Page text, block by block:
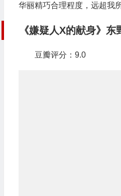
华丽精巧合理程度，远超我
《嫌疑人X的献身》东
豆瓣评分：9.0